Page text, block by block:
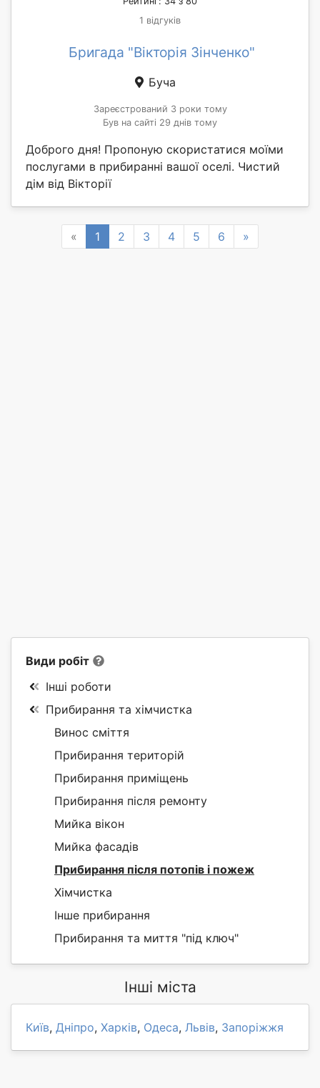
1 відгуків
Бригада "Вікторія Зінченко"
Буча
Зареєстрований 3 роки тому
Був на сайті 29 днів тому
Доброго дня! Пропоную скористатися моїми
послугами в прибиранні вашої оселі. Чистий
дім від Вікторії
« Previous
1 2 3 4 5 6 »
Види робіт
Інші роботи
Прибирання та хімчистка
Винос сміття
Прибирання територій
Прибирання приміщень
Прибирання після ремонту
Мийка вікон
Мийка фасадів
Прибирання після потопів і пожеж
Хімчистка
Інше прибирання
Прибирання та миття "під ключ"
Інші міста
Київ, Дніпро, Харків, Одеса, Львів, Запоріжжя